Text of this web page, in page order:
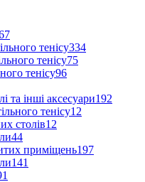
тенісу334
тенісу75
тенісу96
та інші аксесуари192
тенісу12
столів12
44
приміщень197
141